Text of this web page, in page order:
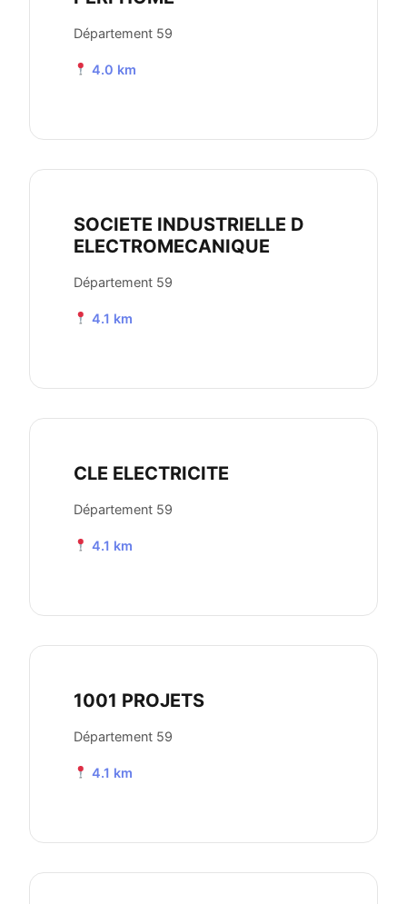
Département 59
4.0 km
SOCIETE INDUSTRIELLE D
ELECTROMECANIQUE
Département 59
4.1 km
CLE ELECTRICITE
Département 59
4.1 km
1001 PROJETS
Département 59
4.1 km